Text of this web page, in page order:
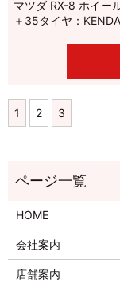
マツダ RX-8 ホイー
＋35タイヤ：
1 2 3
HOME
会社案内
店舗案内